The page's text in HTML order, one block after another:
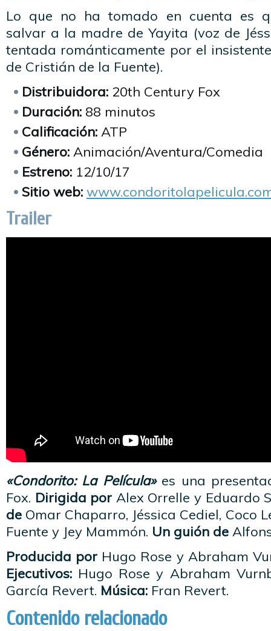
Lo que no ha tomado en cuenta es
salvar a la madre de Yayita (voz de
tentada románticamente por el
de Cristián de la Fuente).
Distribuidora: 20th Century Fox
Duración: 88 minutos
Calificación: ATP
Género: Animación/Aventura/Comedia
Estreno: 12/10/17
Sitio web:
Trailer
«Condorito: La Película» es una
Fox. Dirigida por Alex Orrelle y Eduardo
de Omar Chaparro, Jéssica Cediel, Coco
Fuente y Jey Mammón. Un guión de
Producida por Hugo Rose y Abraham
Ejecutivos: Hugo Rose y Abraham
García Revert. Música: Fran Revert.
Contenido relacionado